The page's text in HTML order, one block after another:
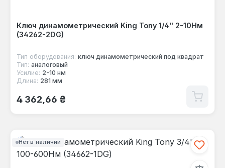
Ключ динамометрический King Tony 1/4" 2-10Нм
(34262-2DG)
Тип оборудования: ключ динамометрический под квадрат
Тип: аналоговый
Усилие: 2-10 нм
Длина: 281 мм
Обычная цена:
4 362,66 ₴
Нет в наличии